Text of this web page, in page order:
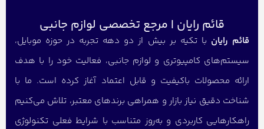
قائم رایان | مرجع تخصصی لوازم جانبی
قائم رایان با تکیه بر بیش از دو دهه تجربه در حوزه موبایل،
سیستم‌های کامپیوتری و لوازم جانبی، فعالیت خود را با هدف
ارائه محصولات باکیفیت و قابل اعتماد آغاز کرده است. ما با
شناخت دقیق نیاز بازار و همراهی برندهای معتبر، تلاش می‌کنیم
راهکارهایی کاربردی و به‌روز متناسب با شرایط فعلی تکنولوژی